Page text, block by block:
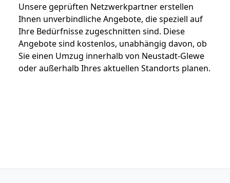
Unsere geprüften Netzwerkpartner erstellen
Ihnen unverbindliche Angebote, die speziell auf
Ihre Bedürfnisse zugeschnitten sind. Diese
Angebote sind kostenlos, unabhängig davon, ob
Sie einen Umzug innerhalb von Neustadt-Glewe
oder außerhalb Ihres aktuellen Standorts planen.